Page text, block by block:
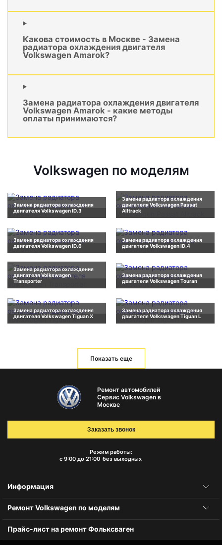
Какова стоимость в Москве - Замена
радиатора охлаждения двигателя
Volkswagen Amarok?
Замена радиатора охлаждения двигателя
Volkswagen Amarok - какие методы
оплаты принимаются?
Volkswagen по моделям
Замена радиатора охлаждения
двигателя Volkswagen ID.3
Замена радиатора охлаждения
двигателя Volkswagen Passat
Alltrack
Замена радиатора охлаждения
двигателя Volkswagen ID.6
Замена радиатора охлаждения
двигателя Volkswagen ID.4
Замена радиатора охлаждения
двигателя Volkswagen
Transporter
Замена радиатора охлаждения
двигателя Volkswagen Touran
Замена радиатора охлаждения
двигателя Volkswagen Tiguan X
Замена радиатора охлаждения
двигателя Volkswagen Tiguan L
Показать еще
Ремонт автомобилей
Сервис Volkswagen в
Москве
Режим работы:
с 9:00 до 21:00 без выходных
Заказать звонок
Информация
Ремонт Volkswagen по моделям
Прайс-лист на ремонт Фольксваген